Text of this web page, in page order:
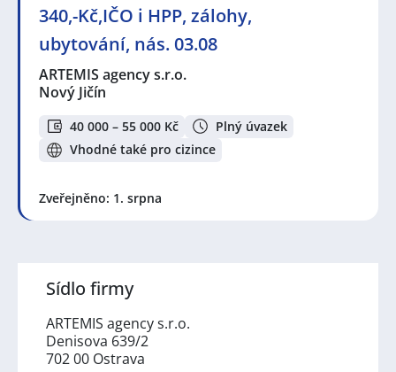
340,-Kč,IČO i HPP, zálohy,
ubytování, nás. 03.08
ARTEMIS agency s.r.o.
Nový Jičín
40 000 – 55 000 Kč
Plný úvazek
Vhodné také pro cizince
Zveřejněno: 1. srpna
Sídlo firmy
ARTEMIS agency s.r.o.
Denisova 639/2
702 00 Ostrava